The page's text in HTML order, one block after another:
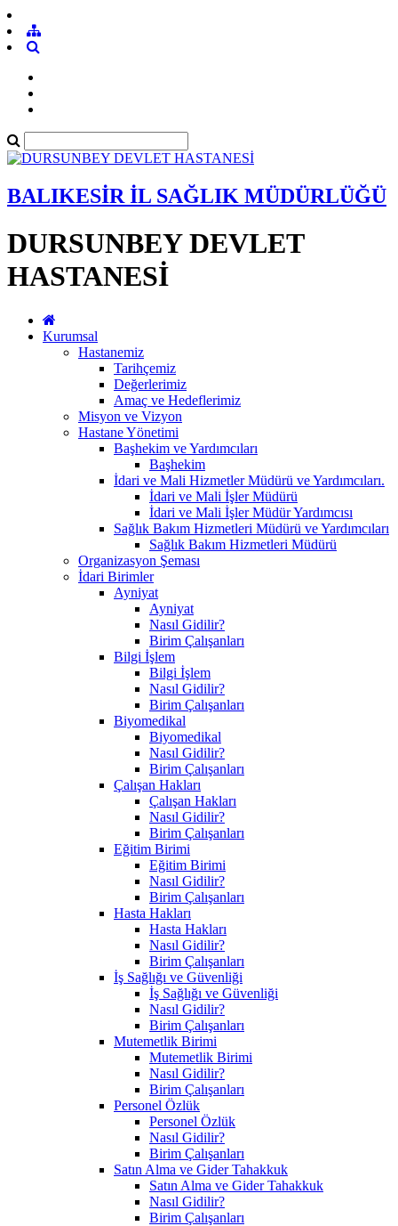
BALIKESİR İL SAĞLIK MÜDÜRLÜĞÜ
DURSUNBEY DEVLET
HASTANESİ
Kurumsal
Hastanemiz
Tarihçemiz
Değerlerimiz
Amaç ve Hedeflerimiz
Misyon ve Vizyon
Hastane Yönetimi
Başhekim ve Yardımcıları
Başhekim
İdari ve Mali Hizmetler Müdürü ve Yardımcıları.
İdari ve Mali İşler Müdürü
İdari ve Mali İşler Müdür Yardımcısı
Sağlık Bakım Hizmetleri Müdürü ve Yardımcıları
Sağlık Bakım Hizmetleri Müdürü
Organizasyon Şeması
İdari Birimler
Ayniyat
Ayniyat
Nasıl Gidilir?
Birim Çalışanları
Bilgi İşlem
Bilgi İşlem
Nasıl Gidilir?
Birim Çalışanları
Biyomedikal
Biyomedikal
Nasıl Gidilir?
Birim Çalışanları
Çalışan Hakları
Çalışan Hakları
Nasıl Gidilir?
Birim Çalışanları
Eğitim Birimi
Eğitim Birimi
Nasıl Gidilir?
Birim Çalışanları
Hasta Hakları
Hasta Hakları
Nasıl Gidilir?
Birim Çalışanları
İş Sağlığı ve Güvenliği
İş Sağlığı ve Güvenliği
Nasıl Gidilir?
Birim Çalışanları
Mutemetlik Birimi
Mutemetlik Birimi
Nasıl Gidilir?
Birim Çalışanları
Personel Özlük
Personel Özlük
Nasıl Gidilir?
Birim Çalışanları
Satın Alma ve Gider Tahakkuk
Satın Alma ve Gider Tahakkuk
Nasıl Gidilir?
Birim Çalışanları